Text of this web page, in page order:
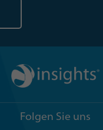
Folgen Sie uns